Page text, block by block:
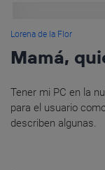
Lorena de la Flor
Mamá,
Tener mi PC en la
para el usuario
describen algunas.